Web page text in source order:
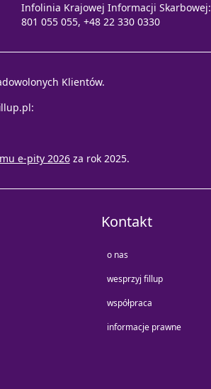
Infolinia Krajowej Informacji Skarbowej:
801 055 055, +48 22 330 0330
Klientów.
:
e-pity 2026 za rok 2025.
Kontakt
o nas
wesprzyj fillup
współpraca
informacje prawne